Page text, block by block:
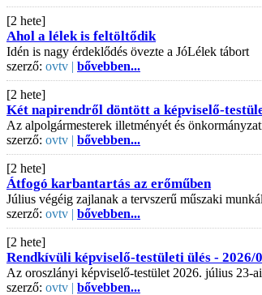
[2 hete]
Ahol a lélek is feltöltődik
Idén is nagy érdeklődés övezte a JóLélek tábort
szerző: ovtv | bővebben...
[2 hete]
Két napirendről döntött a képviselő-
Az alpolgármesterek illetményét és
szerző: ovtv | bővebben...
[2 hete]
Átfogó karbantartás az erőműben
Július végéig zajlanak a tervszerű műszaki
szerző: ovtv | bővebben...
[2 hete]
Rendkívüli képviselő-testületi ülés - 2026/
Az oroszlányi képviselő-testület 2026. július 23-
szerző: ovtv | bővebben...